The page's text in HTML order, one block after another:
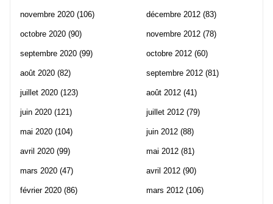
novembre 2020 (106)
octobre 2020 (90)
septembre 2020 (99)
août 2020 (82)
juillet 2020 (123)
juin 2020 (121)
mai 2020 (104)
avril 2020 (99)
mars 2020 (47)
février 2020 (86)
décembre 2012 (83)
novembre 2012 (78)
octobre 2012 (60)
septembre 2012 (81)
août 2012 (41)
juillet 2012 (79)
juin 2012 (88)
mai 2012 (81)
avril 2012 (90)
mars 2012 (106)